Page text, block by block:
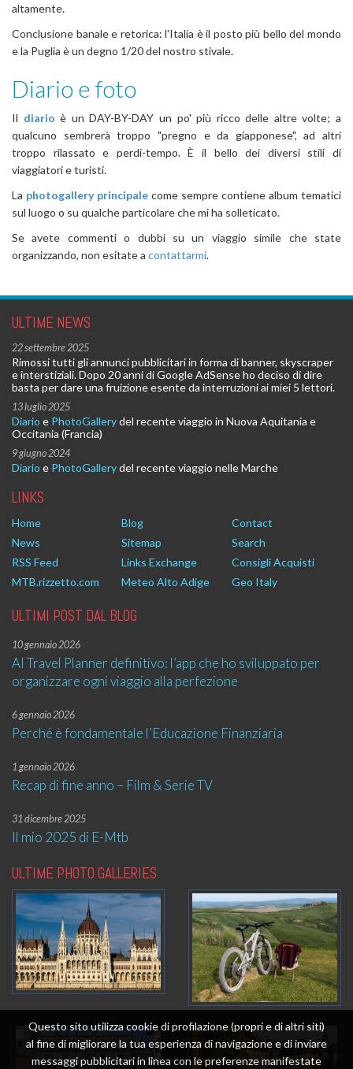
altamente.
Conclusione banale e retorica: l'Italia è il posto più bello del mondo
e la Puglia è un degno 1/20 del nostro stivale.
Diario e foto
Il diario è un DAY-BY-DAY un po' più ricco delle altre volte; a
qualcuno sembrerà troppo "pregno e da giapponese", ad altri
troppo rilassato e perdi-tempo. È il bello dei diversi stili di
viaggiatori e turisti.
La photogallery principale come sempre contiene album tematici
sul luogo o su qualche particolare che mi ha solleticato.
Se avete commenti o dubbi su un viaggio simile che state
organizzando, non esitate a contattarmi.
ULTIME NEWS
22 settembre 2025
Rimossi tutti gli annunci pubblicitari in forma di banner, skyscraper
e interstiziali. Dopo 20 anni di Google AdSense ho deciso di dire
basta per dare una fruizione esente da interruzioni ai miei 5 lettori.
13 luglio 2025
Diario e PhotoGallerydel recente viaggio in Nuova Aquitania e
Occitania (Francia)
9 giugno 2024
Diario e PhotoGallerydel recente viaggio nelle Marche
LINKS
Home Blog
Contact
News
Sitemap
Search
RSS Feed
Links Exchange
Consigli Acquisti
MTB.rizzetto.com
Meteo Alto Adige Geo Italy
ULTIMI POST DAL BLOG
10 gennaio 2026
AI Travel Planner definitivo: l’app che ho sviluppato per
organizzare ogni viaggio alla perfezione
6 gennaio 2026
Perché è fondamentale l’Educazione Finanziaria
1 gennaio 2026
Recap di fine anno – Film & Serie TV
31 dicembre 2025
Il mio 2025 di E-Mtb
ULTIME PHOTO GALLERIES
Questo sito utilizza cookie di profilazione (propri e di altri siti)
al fine di migliorare la tua esperienza di navigazione e di inviare
messaggi pubblicitari in linea con le preferenze manifestate